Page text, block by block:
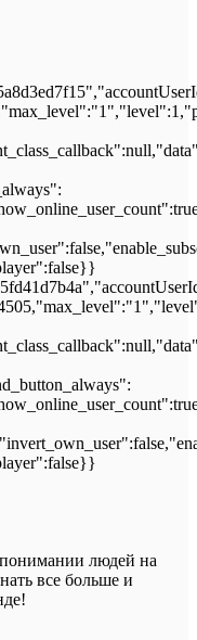
людей на
все больше и